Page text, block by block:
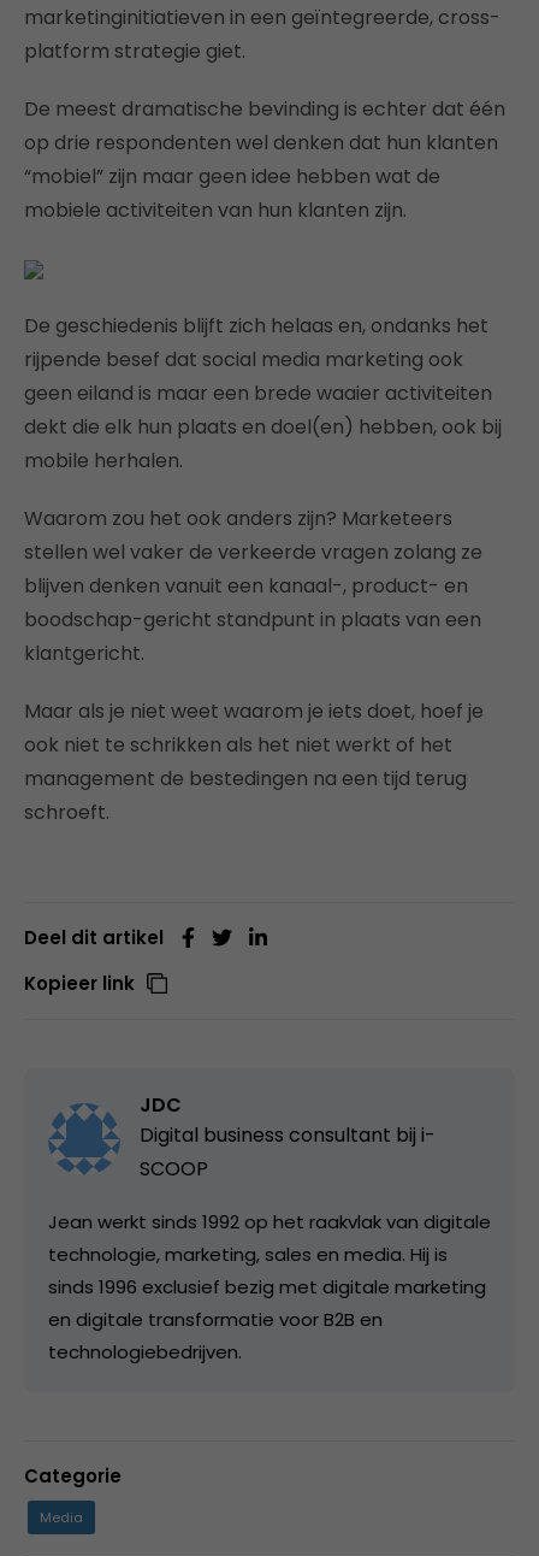
marketinginitiatieven in een geïntegreerde, cross-
platform strategie giet.
De meest dramatische bevinding is echter dat één
op drie respondenten wel denken dat hun klanten
“mobiel” zijn maar geen idee hebben wat de
mobiele activiteiten van hun klanten zijn.
De geschiedenis blijft zich helaas en, ondanks het
rijpende besef dat social media marketing ook
geen eiland is maar een brede waaier activiteiten
dekt die elk hun plaats en doel(en) hebben, ook bij
mobile herhalen.
Waarom zou het ook anders zijn? Marketeers
stellen wel vaker de verkeerde vragen zolang ze
blijven denken vanuit een kanaal-, product- en
boodschap-gericht standpunt in plaats van een
klantgericht.
Maar als je niet weet waarom je iets doet, hoef je
ook niet te schrikken als het niet werkt of het
management de bestedingen na een tijd terug
schroeft.
Deel dit artikel
Kopieer link
JDC
Digital business consultant bij i-
SCOOP
Jean werkt sinds 1992 op het raakvlak van digitale
technologie, marketing, sales en media. Hij is
sinds 1996 exclusief bezig met digitale marketing
en digitale transformatie voor B2B en
technologiebedrijven.
Categorie
Media